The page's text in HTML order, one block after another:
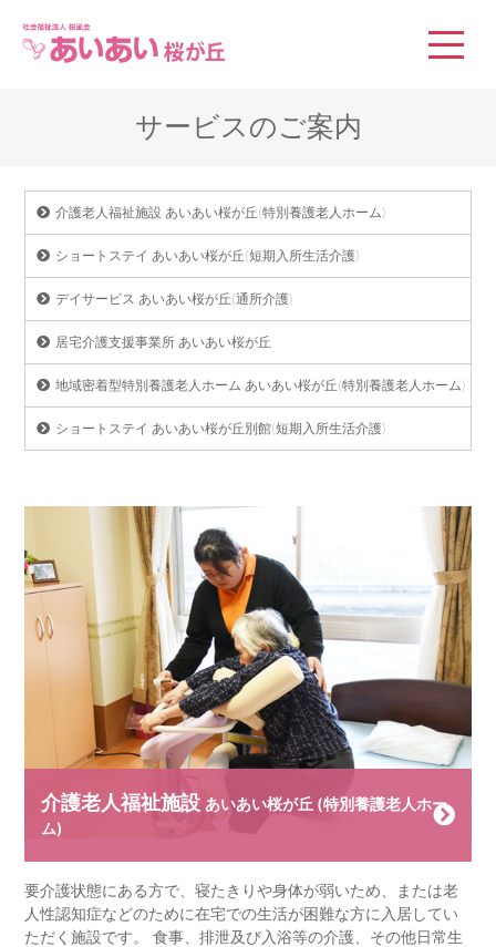
社会福祉法人 桜風会
サービスのご案内
介護老人福祉施設 あいあい桜が丘(特別養護老人ホーム)
ショートステイ あいあい桜が丘(短期入所生活介護)
デイサービス あいあい桜が丘(通所介護)
居宅介護支援事業所 あいあい桜が丘
地域密着型特別養護老人ホーム あいあい桜が丘(特別養護老人ホーム)
ショートステイ あいあい桜が丘別館(短期入所生活介護)
介護老人福祉施設 あいあい桜が丘 (特別養護老人ホー
ム)
要介護状態にある方で、寝たきりや身体が弱いため、または老
人性認知症などのために在宅での生活が困難な方に入居してい
ただく施設です。 食事、排泄及び入浴等の介護、その他日常生